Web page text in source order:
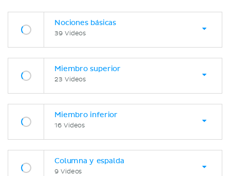
Nociones básicas
39 Videos
Miembro superior
23 Videos
Miembro inferior
16 Videos
Columna y espalda
9 Videos